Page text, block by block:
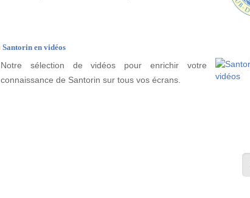
Santorin en vidéos
Notre sélection de vidéos pour enrichir votre
connaissance de Santorin sur tous vos écrans.